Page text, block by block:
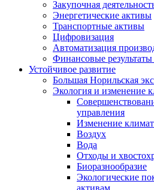
Закупочная
Энергетические активы
Транспортные активы
Цифровизация
Автоматизация
Финансовые
Устойчивое развитие
Большая Норильская
Экология и изменение
управления
Изменение
Воздух
Вода
Отходы и
Биоразнообразие
Экологические
активам